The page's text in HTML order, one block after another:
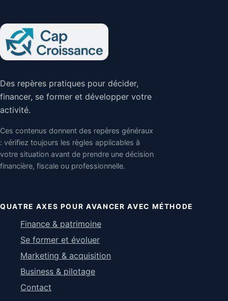
Des repères pratiques pour décider,
financer, se former et développer votre
activité.
Ces contenus donnent des repères généraux
: vérifiez toujours les règles applicables à
votre situation avant de prendre une décision
financière, fiscale ou professionnelle.
QUATRE AXES POUR AVANCER AVEC MÉTHODE
Finance & patrimoine
Se former et évoluer
Marketing & acquisition
Business & pilotage
Contact